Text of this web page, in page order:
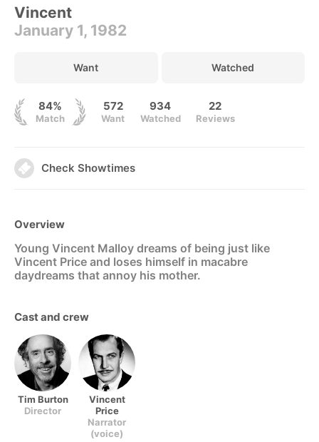
Vincent
January 1, 1982
Want Watched
84%
Match
572
Want
934
Watched
22
Reviews
Check Showtimes
Overview
Young Vincent Malloy dreams of being just like
Vincent Price and loses himself in macabre
daydreams that annoy his mother.
Cast and crew
Tim Burton
Director
Vincent
Price
Narrator
(voice)